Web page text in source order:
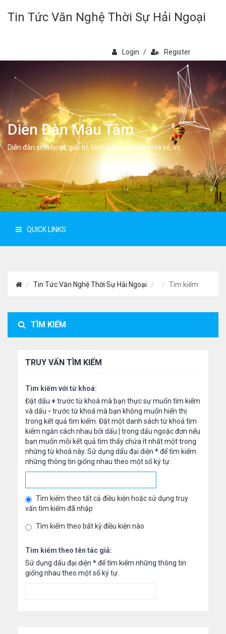
Tin Tức Văn Nghệ Thời Sự Hải Ngoại
Login / Register
Diễn Đàn Mẫu Tâm
Diễn đàn sinh hoạt, giải trí, bình luân, học hỏi, chia sẻ, vv.
QUICK LINKS
Tin Tức Văn Nghệ Thời Sự Hải Ngoại Tìm kiếm
TÌM KIẾM
TRUY VẤN TÌM KIẾM
Tìm kiếm với từ khoá:
Đặt dấu +trước từ khoá mà bạn thực sự muốn tìm kiếm
và dấu - trước từ khoá mà bạn không muốn hiển thị
trong kết quả tìm kiếm. Đặt một danh sách từ khoá tìm
kiếm ngăn cách nhau bởi dấu
trong dấu ngoặc đơn nếu
bạn muốn mỗi kết quả tìm thấy chứa ít nhất một trong
những từ khoá này. Sử dụng dấu đại diện *để tìm kiếm
những thông tin giống nhau theo một số ký tự.
Tìm kiếm theo tất cả điều kiện hoặc sử dụng truy
vấn tìm kiếm đã nhập
Tìm kiếm theo bất kỳ điều kiện nào
Tìm kiếm theo tên tác giả:
Sử dụng dấu đại diện *để tìm kiếm những thông tin
giống nhau theo một số ký tự.